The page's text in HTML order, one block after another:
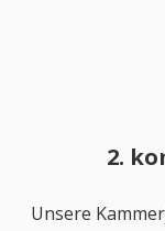
2.
Unsere